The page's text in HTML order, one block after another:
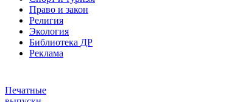
Право и закон
Религия
Экология
Библиотека ДР
Реклама
Печатные